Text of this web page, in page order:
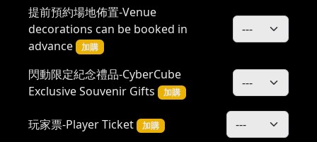
提前預約場地佈置-Venue
decorations can be booked in
advance
加購
閃動限定紀念禮品-CyberCube
Exclusive Souvenir Gifts
加購
玩家票-Player Ticket 加購